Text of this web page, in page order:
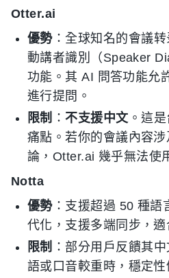
Otter.ai
優勢：全球知名的會議
動講者識別（Speaker
功能。其 AI 問答功能允
進行提問。
限制 ：不支援中文。這是
痛點。若你的會議內容
論，Otter.ai 幾乎無法使
Notta
優勢：支援超過 50 種語
代化，支援多端同步，適
限制 ：部分用戶反饋其
語或口音較重時，穩定性